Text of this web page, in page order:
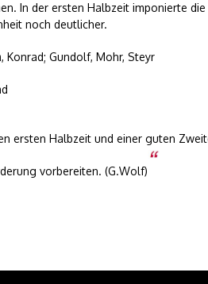
In der ersten Halbzeit imponierte
noch deutlicher.
Konrad; Gundolf, Mohr, Steyr
ersten Halbzeit und einer guten
vorbereiten. (G.Wolf)